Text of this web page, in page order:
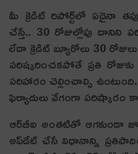
మీ క్రెడిట్ రిపోర్ట్‌లో ఏదైనా
చేస్తే.. 30 రోజుల్లోపు దానిని
లేదా క్రెడిట్ బ్యూరోలు 30
పరిష్కరించకపోతే ప్రతి
పరిహారం చెల్లించాల్సి
ఫిర్యాదులు వేగంగా పరిష్కారం
ఆర్‌బీఐ అంతటితో ఆగకుండా
అప్‌డేట్ చేసే విధానాన్ని